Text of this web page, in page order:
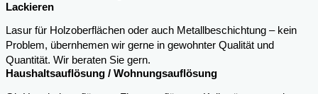
Lackieren
Lasur für Holzoberflächen oder auch Metallbeschichtung – kein
Problem, übernhemen wir gerne in gewohnter Qualität und
Quantität. Wir beraten Sie gern.
Haushaltsauflösung / Wohnungsauflösung